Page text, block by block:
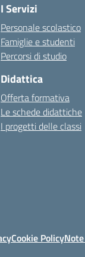
I Servizi
Personale scolastico
Famiglie e studenti
Percorsi di studio
Didattica
Offerta formativa
Le schede didattiche
I progetti delle classi
Cookie Policy